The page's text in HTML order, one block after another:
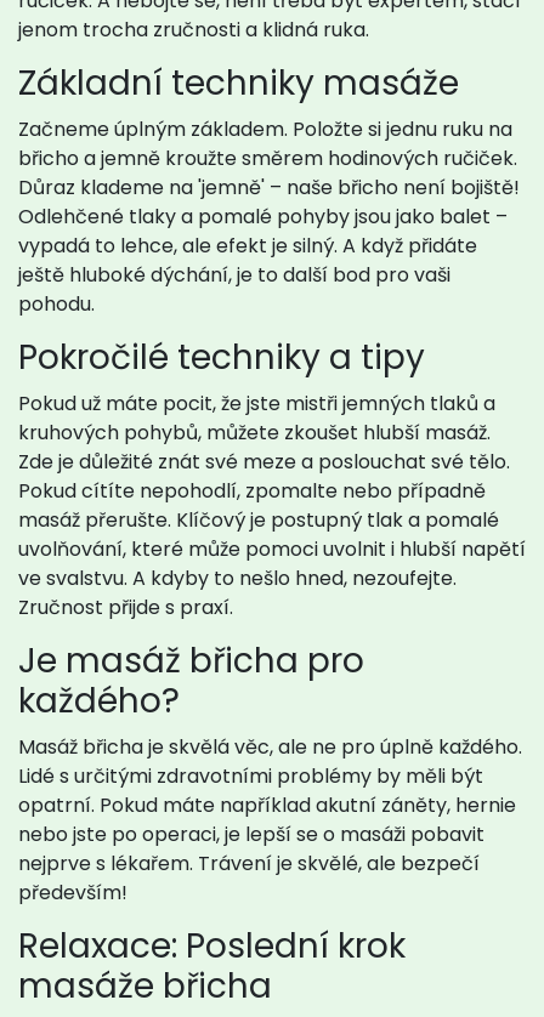
jenom trocha zručnosti a klidná ruka.
Základní techniky masáže
Začneme úplným základem. Položte si jednu ruku na
břicho a jemně kroužte směrem hodinových ručiček.
Důraz klademe na 'jemně' – naše břicho není bojiště!
Odlehčené tlaky a pomalé pohyby jsou jako balet –
vypadá to lehce, ale efekt je silný. A když přidáte
ještě hluboké dýchání, je to další bod pro vaši
pohodu.
Pokročilé techniky a tipy
Pokud už máte pocit, že jste mistři jemných tlaků a
kruhových pohybů, můžete zkoušet hlubší masáž.
Zde je důležité znát své meze a poslouchat své tělo.
Pokud cítíte nepohodlí, zpomalte nebo případně
masáž přerušte. Klíčový je postupný tlak a pomalé
uvolňování, které může pomoci uvolnit i hlubší napětí
ve svalstvu. A kdyby to nešlo hned, nezoufejte.
Zručnost přijde s praxí.
Je masáž břicha pro
každého?
Masáž břicha je skvělá věc, ale ne pro úplně každého.
Lidé s určitými zdravotními problémy by měli být
opatrní. Pokud máte například akutní záněty, hernie
nebo jste po operaci, je lepší se o masáži pobavit
nejprve s lékařem. Trávení je skvělé, ale bezpečí
především!
Relaxace: Poslední krok
masáže břicha